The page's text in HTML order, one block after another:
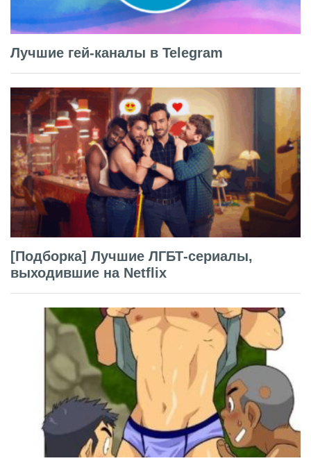
Лучшие гей-каналы в Telegram
[Подборка] Лучшие ЛГБТ-сериалы,
выходившие на Netflix